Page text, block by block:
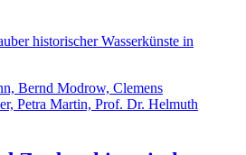
Bernd Modrow, Clemens
Petra Martin, Prof. Dr. Helmuth